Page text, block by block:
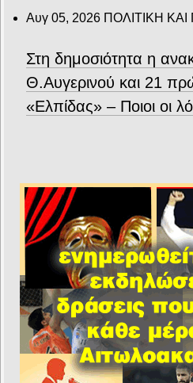
Αυγ 05, 2026 ΠΟΛΙΤΙΚΗ ΚΑΙ
Στη δημοσιότητα η
Θ.Αυγερινού και 21
«Ελπίδας» – Ποιοι οι